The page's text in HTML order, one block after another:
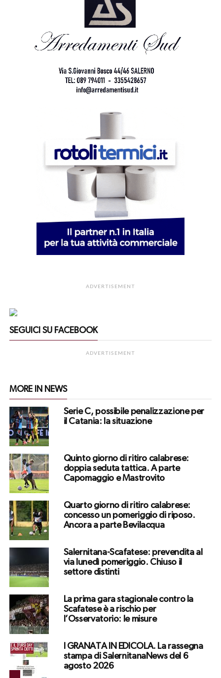
ADVERTISEMENT
SEGUICI SU FACEBOOK
ADVERTISEMENT
MORE IN NEWS
Serie C, possibile penalizzazione per
il Catania: la situazione
Quinto giorno di ritiro calabrese:
doppia seduta tattica. A parte
Capomaggio e Mastrovito
Quarto giorno di ritiro calabrese:
concesso un pomeriggio di riposo.
Ancora a parte Bevilacqua
Salernitana-Scafatese: prevendita al
via lunedì pomeriggio. Chiuso il
settore distinti
La prima gara stagionale contro la
Scafatese è a rischio per
l’Osservatorio: le misure
I GRANATA IN EDICOLA. La rassegna
stampa di SalernitanaNews del 6
agosto 2026